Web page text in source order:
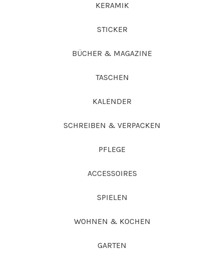
KERAMIK
STICKER
BÜCHER & MAGAZINE
TASCHEN
KALENDER
SCHREIBEN & VERPACKEN
PFLEGE
ACCESSOIRES
SPIELEN
WOHNEN & KOCHEN
GARTEN